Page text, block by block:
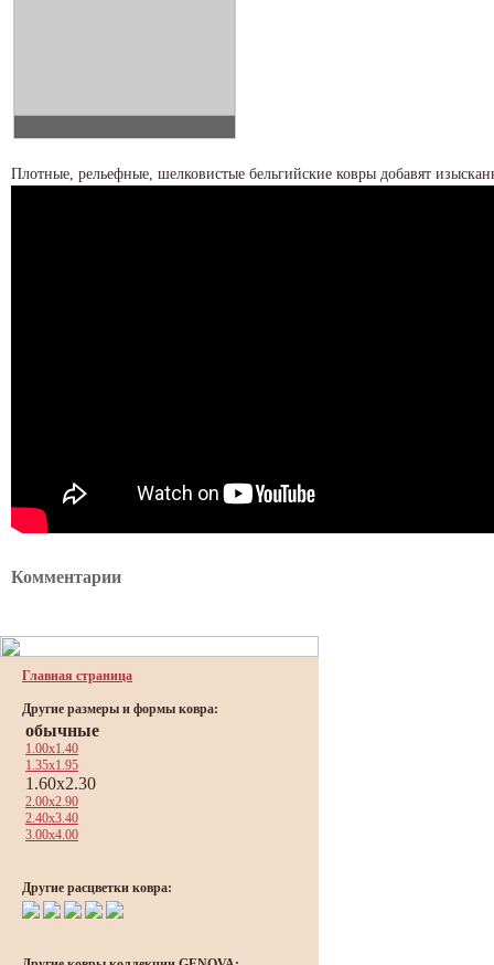
Плотные, рельефные, шелковистые бельгийские ковры добавят
Комментарии
Главная страница
Другие размеры и формы ковра:
обычные
1.00x1.40
1.35x1.95
1.60x2.30
2.00x2.90
2.40x3.40
3.00x4.00
Другие расцветки ковра: